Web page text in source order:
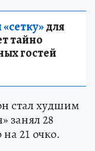
для
тайно
гостей
стал худшим
занял 28
21 очко.